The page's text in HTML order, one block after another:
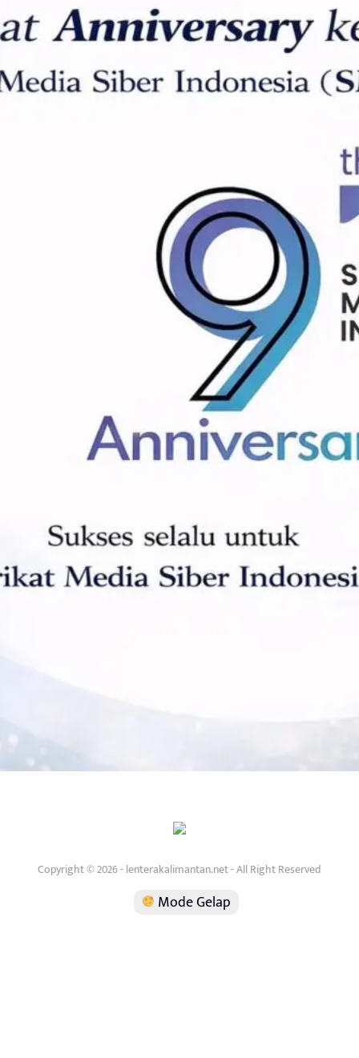
Copyright © 2026 - lenterakalimantan.net - All Right Reserved
Mode Gelap